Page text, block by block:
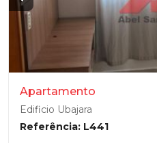
Apartamento
Edificio Ubajara
Referência: L441